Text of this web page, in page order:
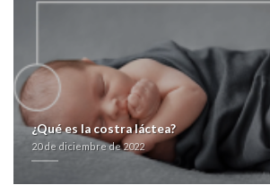
¿Qué es la costra láctea?
20 de diciembre de 2022